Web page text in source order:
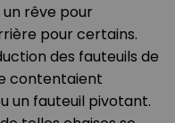
rêve pour
pour certains.
des fauteuils de
contentaient
un fauteuil pivotant.